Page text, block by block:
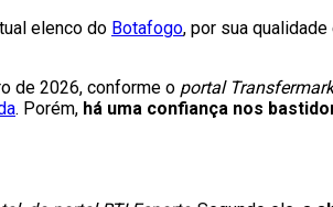
elenco do Botafogo, por sua
de 2026, conforme o portal
. Porém, há uma confiança nos